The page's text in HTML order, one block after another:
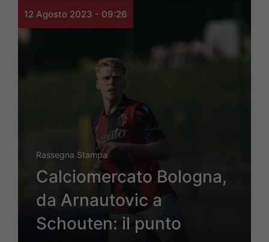
12 Agosto 2023 - 09:26
Rassegna Stampa
Calciomercato Bologna,
da Arnautovic a
Schouten: il punto